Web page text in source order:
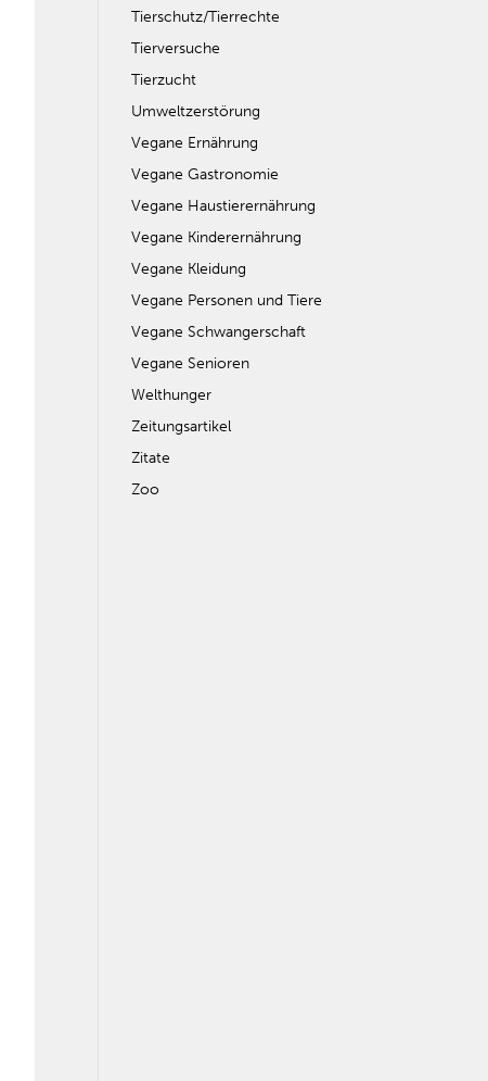
Tierschutz/Tierrechte
Tierversuche
Tierzucht
Umweltzerstörung
Vegane Ernährung
Vegane Gastronomie
Vegane Haustierernährung
Vegane Kinderernährung
Vegane Kleidung
Vegane Personen und Tiere
Vegane Schwangerschaft
Vegane Senioren
Welthunger
Zeitungsartikel
Zitate
Zoo